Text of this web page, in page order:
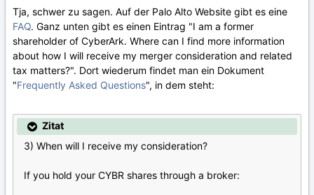
Tja, schwer zu sagen. Auf der Palo Alto Website gibt es eine
FAQ. Ganz unten gibt es einen Eintrag "I am a former
shareholder of CyberArk. Where can I find more information
about how I will receive my merger consideration and related
tax matters?". Dort wiederum findet man ein Dokument
"Frequently Asked Questions", in dem steht:
Zitat
3) When will I receive my consideration?
If you hold your CYBR shares through a broker: